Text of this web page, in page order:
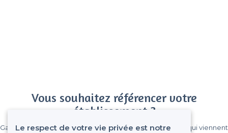
Vous souhaitez référencer votre
établissement ?
Gagnez de nombreux clients parmi le million de visiteurs qui viennent
Le respect de votre vie privée est notre